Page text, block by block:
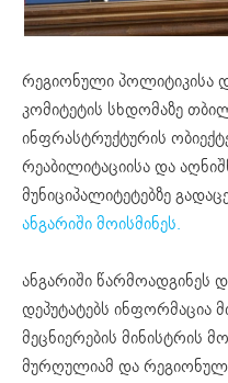
რეგიონული პოლიტიკისა
კომიტეტის სხდომაზე
ინფრასტრუქტურის
რეაბილიტაციისა და
მუნიციპალიტეტებზე
ანგარიში მოისმინეს.
ანგარიში წარმოადგინეს
დეპუტატებს ინფორმაცია
მეცნიერების მინისტრის
მურღულიამ და